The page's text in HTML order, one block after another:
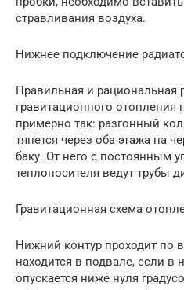
стравливания воздуха.
Нижнее подключение
Правильная и рациональная
гравитационного отопления
примерно так: разгонный
тянется через оба этажа на
баку. От него с постоянным
теплоносителя ведут трубы
Гравитационная схема
Нижний контур проходит по
находится в подвале, если в
опускается ниже нуля